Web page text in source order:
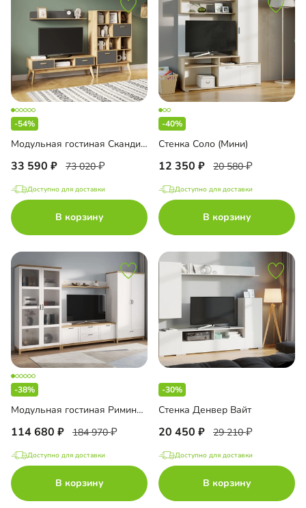
-54%
Модульная гостиная Скандивуд-3
33 590 73 020
Доступно для доставки
В корзину
-40%
Стенка Соло (Мини)
12 350 20 580
Доступно для доставки
В корзину
-38%
Модульная гостиная Римини-2
114 680 184 970
Доступно для доставки
В корзину
-30%
Стенка Денвер Вайт
20 450 29 210
Доступно для доставки
В корзину